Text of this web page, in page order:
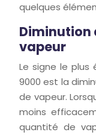
quelques
Diminution
vapeur
Le signe le plus
9000 est la
de vapeur.
moins
quantité de